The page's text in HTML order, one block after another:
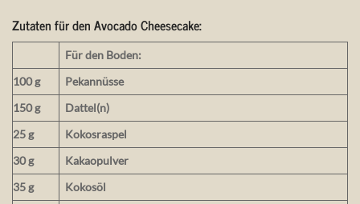
Zutaten für den Avocado Cheesecake:
Für den Boden:
100 g
Pekannüsse
150 g
Dattel(n)
25 g
Kokosraspel
30 g
Kakaopulver
35 g
Kokosöl